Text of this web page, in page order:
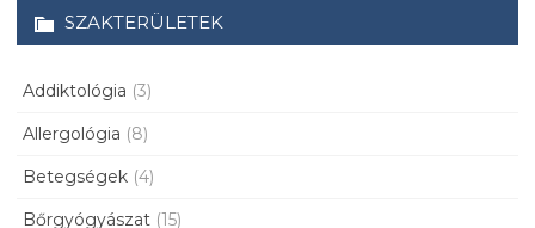
SZAKTERÜLETEK
Addiktológia (3)
Allergológia (8)
Betegségek (4)
Bőrgyógyászat (15)